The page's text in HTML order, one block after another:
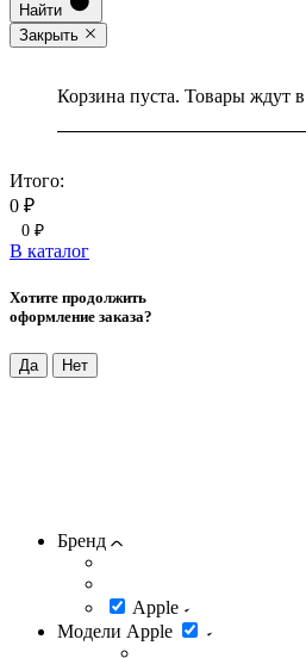
Найти
Закрыть
Корзина пуста. Товары ждут в
Итого:
0 ₽
0 ₽
В каталог
Хотите продолжить
оформление заказа?
Да Нет
Бренд
Apple
Модели Apple